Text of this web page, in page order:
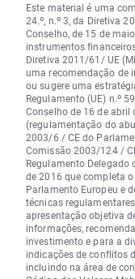
Este material é uma
24.º, n.º 3, da Diretiva
Conselho, de 15 de
instrumentos
Diretiva 2011/61/ UE
uma recomendação de
ou sugere uma
Regulamento (UE) n.º
Conselho de 16 de abril
(regulamentação do
2003/6 / CE do
Comissão 2003/124 /
Regulamento
de 2016 que completa
Parlamento Europeu e
técnicas
apresentação objetiva
informações,
investimento e para a
indicações de conflitos
incluindo na área de